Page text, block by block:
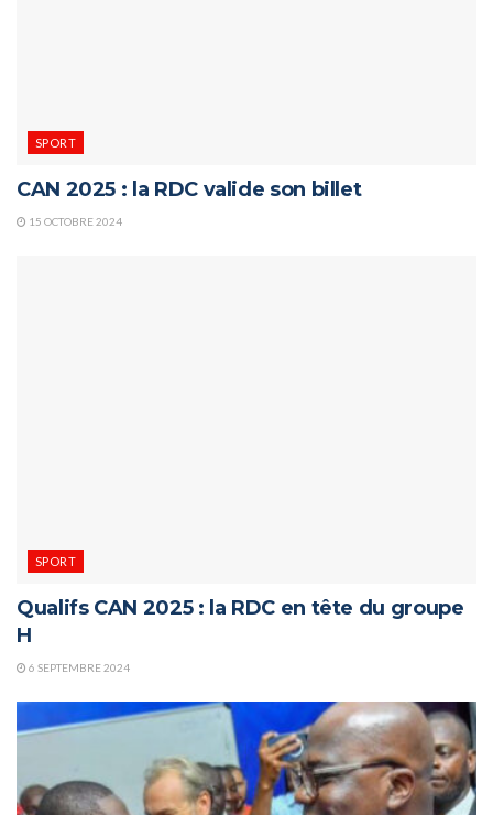
SPORT
CAN 2025 : la RDC valide son billet
15 OCTOBRE 2024
SPORT
Qualifs CAN 2025 : la RDC en tête du groupe
H
6 SEPTEMBRE 2024